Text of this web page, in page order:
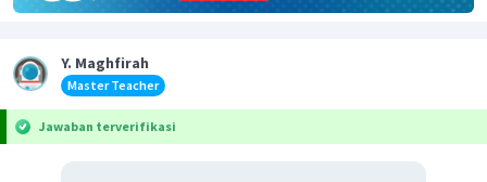
Y. Maghfirah
Master Teacher
Jawaban terverifikasi